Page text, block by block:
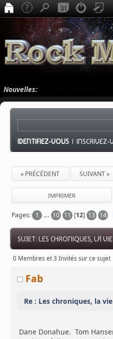
Nouvelles:
IDENTIFIEZ-VOUS |INSCRIVEZ-
« PRÉCÉDENT SUIVANT »
IMPRIMER
Pages: 1 ... 10 11 [12] 13 14
SUJET: LES CHRONIQUES, LA
0 Membres et 3 Invités sur ce sujet
Fab
Re : Les chroniques, la
Dane Donahue. Tom